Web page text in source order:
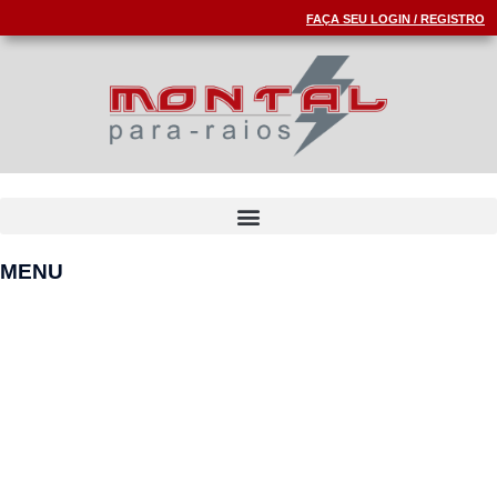
FAÇA SEU LOGIN / REGISTRO
MENU